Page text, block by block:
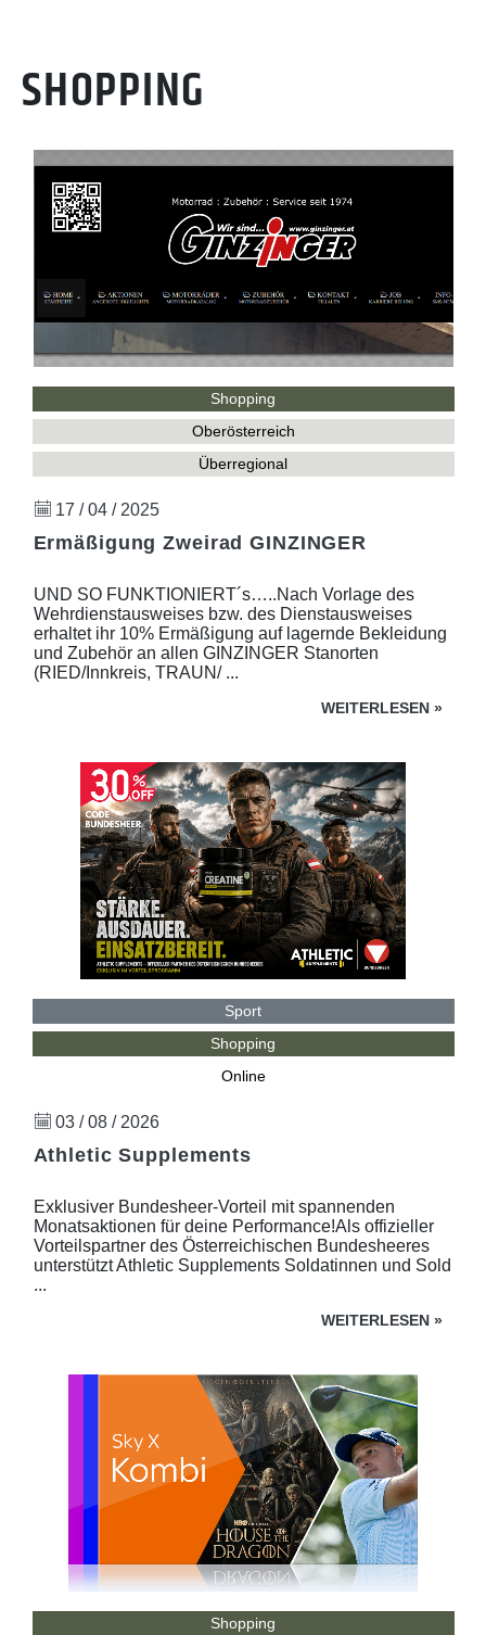
SHOPPING
Shopping
Oberösterreich
Überregional
17 / 04 / 2025
Ermäßigung Zweirad GINZINGER
UND SO FUNKTIONIERT´s…..Nach Vorlage des
Wehrdienstausweises bzw. des Dienstausweises
erhaltet ihr 10% Ermäßigung auf lagernde Bekleidung
und Zubehör an allen GINZINGER Stanorten
(RIED/Innkreis, TRAUN/ ...
WEITERLESEN »
Sport
Shopping
Online
03 / 08 / 2026
Athletic Supplements
Exklusiver Bundesheer-Vorteil mit spannenden
Monatsaktionen für deine Performance!Als offizieller
Vorteilspartner des Österreichischen Bundesheeres
unterstützt Athletic Supplements Soldatinnen und Sold
...
WEITERLESEN »
Shopping